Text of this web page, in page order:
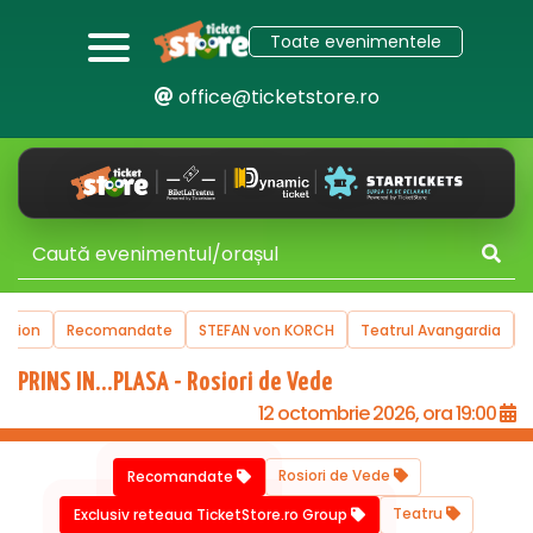
Toate evenimentele
office@ticketstore.ro
Recomandate STEFAN von KORCH Teatrul Avangardia
PRINS IN...PLASA - Rosiori de Vede
12 octombrie 2026, ora 19:00
Recomandate
Rosiori de Vede
Exclusiv reteaua TicketStore.ro Group
Teatru